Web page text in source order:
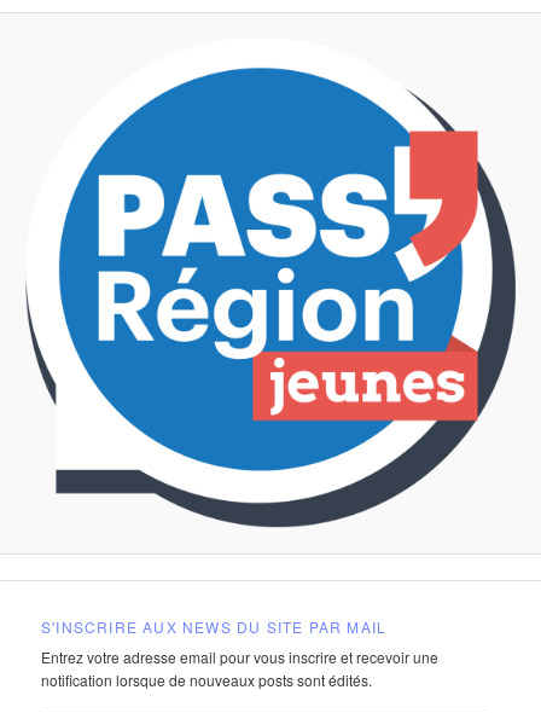
S'INSCRIRE AUX NEWS DU SITE PAR MAIL
Entrez votre adresse email pour vous inscrire et recevoir une
notification lorsque de nouveaux posts sont édités.